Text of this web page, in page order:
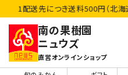
1配送先につき送料500円（北海道
南の果樹園
ニュウズ
直営オンラインショップ